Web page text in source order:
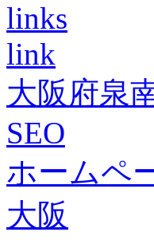
links
link
大阪府泉
SEO
ホームペ
大阪